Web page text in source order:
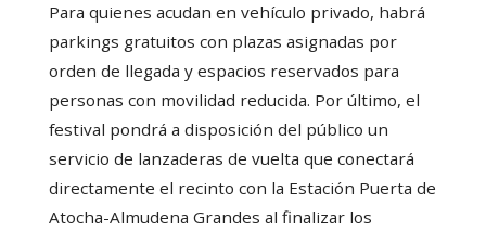
Para quienes acudan en vehículo privado, habrá
parkings gratuitos con plazas asignadas por
orden de llegada y espacios reservados para
personas con movilidad reducida. Por último, el
festival pondrá a disposición del público un
servicio de lanzaderas de vuelta que conectará
directamente el recinto con la Estación Puerta de
Atocha-Almudena Grandes al finalizar los